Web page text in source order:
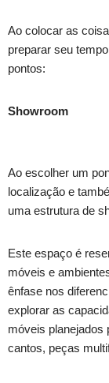
Ao colocar as
preparar seu
pontos:
Showroom
Ao escolher um
localização e
uma estrutura de
Este espaço é
móveis e
ênfase nos
explorar as
móveis planejados
cantos, peças